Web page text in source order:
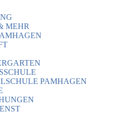
MEHR
PAMHAGEN